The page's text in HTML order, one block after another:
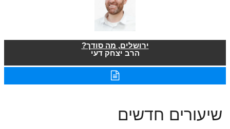
ירושלים, מה סודך?
הרב יצחק דעי
שיעורים חדשים